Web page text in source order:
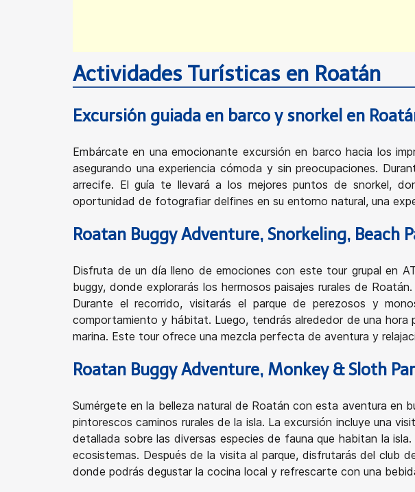
Actividades Turísticas en Roatán
Excursión guiada en barco y snorkel en
Embárcate en una emocionante excursión en barco hacia los
asegurando una experiencia cómoda y sin preocupaciones.
arrecife. El guía te llevará a los mejores puntos de snorkel,
oportunidad de fotografiar delfines en su entorno natural, una
Roatan Buggy Adventure, Snorkeling, Beach
Disfruta de un día lleno de emociones con este tour grupal en
buggy, donde explorarás los hermosos paisajes rurales de
Durante el recorrido, visitarás el parque de perezosos y
comportamiento y hábitat. Luego, tendrás alrededor de una hora
marina. Este tour ofrece una mezcla perfecta de aventura y
Roatan Buggy Adventure, Monkey & Sloth
Sumérgete en la belleza natural de Roatán con esta aventura en
pintorescos caminos rurales de la isla. La excursión incluye una
detallada sobre las diversas especies de fauna que habitan la
ecosistemas. Después de la visita al parque, disfrutarás del club
donde podrás degustar la cocina local y refrescarte con una